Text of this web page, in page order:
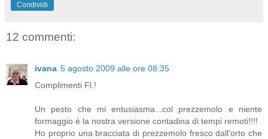
Condividi
12 commenti:
ivana 5 agosto 2009 alle ore 08:35
Complimenti Fl.!
Un pesto che mi entusiasma...col prezzemolo e niente
formaggio è la nostra versione contadina di tempi remoti!!!!
Ho proprio una bracciata di prezzemolo fresco dall'orto che